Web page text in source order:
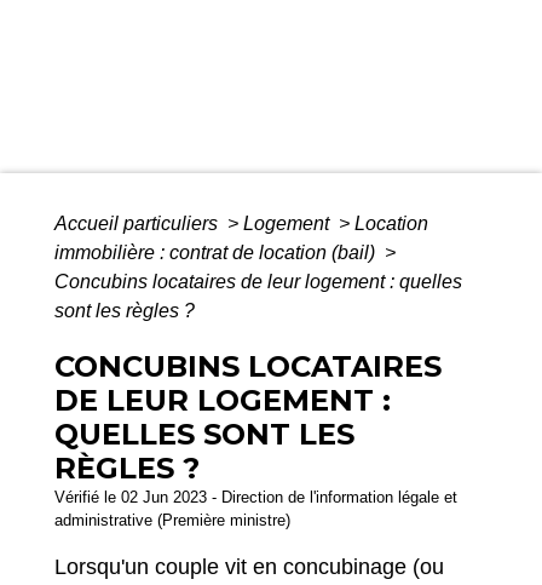
Accueil particuliers > Logement > Location
immobilière : contrat de location (bail) >
Concubins locataires de leur logement : quelles
sont les règles ?
CONCUBINS LOCATAIRES
DE LEUR LOGEMENT :
QUELLES SONT LES
RÈGLES ?
Vérifié le 02 Jun 2023 - Direction de l'information légale et
administrative (Première ministre)
Lorsqu'un couple vit en concubinage (ou